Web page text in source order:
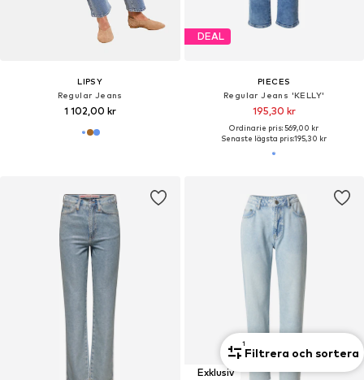
LIPSY
Regular Jeans
1 102,00 kr
DEAL
PIECES
Regular Jeans 'KELLY'
195,30 kr
Ordinarie pris: 569,00 kr
Senaste lägsta pris:195,30 kr
Exklusiv
1
Filtrera och sortera